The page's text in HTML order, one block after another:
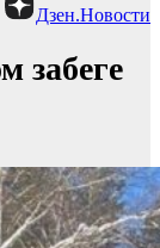
Дзен.Новости
забеге